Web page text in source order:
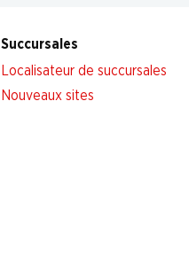
Succursales
Localisateur de succursales
Nouveaux sites